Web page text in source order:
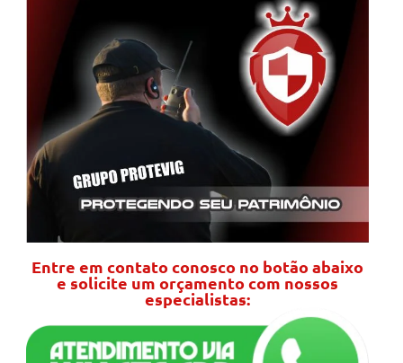
Entre em contato conosco no botão abaixo
e solicite um orçamento com nossos
especialistas: